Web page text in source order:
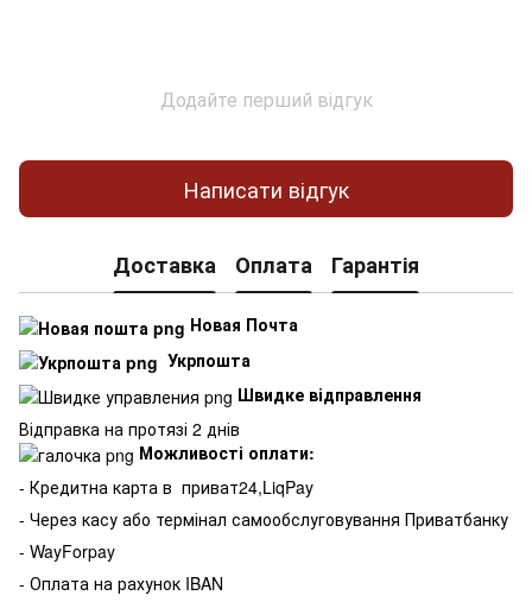
Додайте перший відгук
Написати відгук
Доставка Оплата Гарантія
Новая Почта
Укрпошта
Швидке відправлення
Відправка на протязі 2 днів
Можливості оплати:
- Кредитна карта в приват24,LiqPay
- Через касу або термінал самообслуговування Приватбанку
- WayForpay
- Оплата на рахунок IBAN